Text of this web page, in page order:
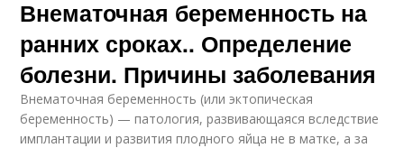
Питание при
беременности
Беременности на
ранних сроках
Беременности до
задержки
Беременности на
раннем сроке
Внематочная беременность на
ранних сроках.. Определение
болезни. Причины заболевания
Внематочная беременность (или эктопическая
беременность) — патология, развивающаяся вследствие
имплантации и развития плодного яйца не в матке, а за